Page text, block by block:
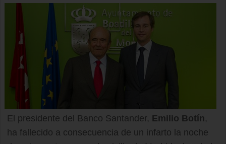
El presidente del Banco Santander, Emilio Botín,
ha fallecido a consecuencia de un infarto la noche